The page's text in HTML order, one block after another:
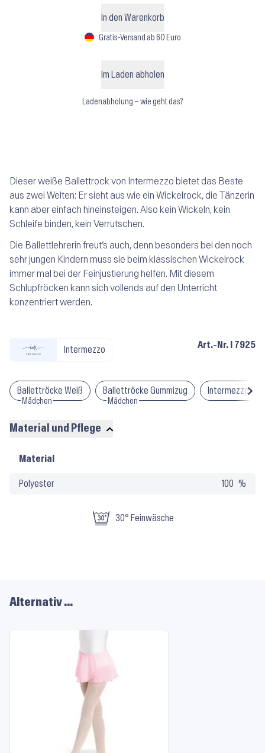
In den Warenkorb
Gratis-Versand ab 60 Euro
Im Laden abholen
Ladenabholung – wie geht das?
Dieser weiße Ballettrock von Intermezzo bietet das Beste
aus zwei Welten: Er sieht aus wie ein Wickelrock, die Tänzerin
kann aber einfach hineinsteigen. Also kein Wickeln, kein
Schleife binden, kein Verrutschen.
Die Ballettlehrerin freut’s auch, denn besonders bei den noch
sehr jungen Kindern muss sie beim klassischen Wickelrock
immer mal bei der Feinjustierung helfen. Mit diesem
Schlupfröcken kann sich vollends auf den Unterricht
konzentriert werden.
Intermezzo Art.-Nr. I 7925
Ballettröcke Weiß
Mädchen
Ballettröcke Gummizug
Mädchen
Intermezzo
Material und Pflege
Material
Pflege
Material
Polyester 100
30° Feinwäsche
Alternativ …